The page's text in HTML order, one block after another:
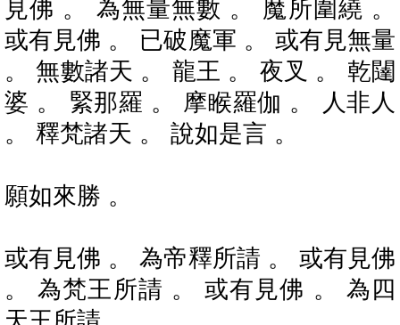
見佛 。 為無量無數 。 魔所圍繞 。
或有見佛 。 已破魔軍 。 或有見無量
。 無數諸天 。 龍王 。 夜叉 。 乾闥
婆 。 緊那羅 。 摩睺羅伽 。 人非人
。 釋梵諸天 。 說如是言 。
願如來勝 。
或有見佛 。 為帝釋所請 。 或有見佛
。 為梵王所請 。 或有見佛 。 為四